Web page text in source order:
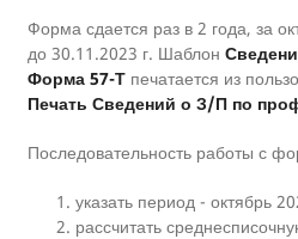
Форма сдается раз в 2 года, за
до 30.11.2023 г. Шаблон
Форма 57-Т печатается из
Печать Сведений о З/П по
Последовательность работы с
указать период - октябрь
рассчитать